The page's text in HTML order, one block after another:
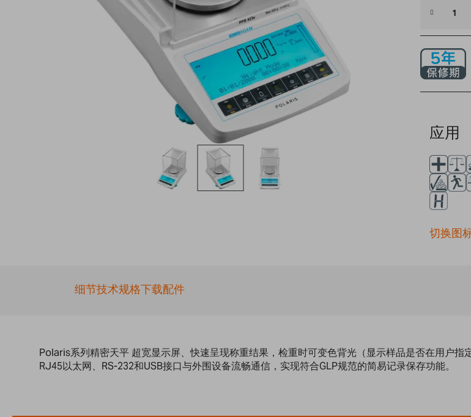
应用
切换图
细节技术规格下载配件
Polaris系列精密天平 超宽显示屏、快速呈现称重结果，检重时可变色背光（显示样品是否在用户指
RJ45以太网、RS-232和USB接口与外围设备流畅通信，实现符合GLP规范的简易记录保存功能。